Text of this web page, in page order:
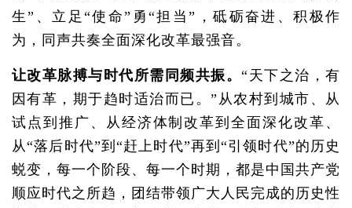
生”、立足“使命”勇“担当”，砥砺奋进、积极作
为，同声共奏全面深化改革最强音。
让改革脉搏与时代所需同频共振。“天下之治，有
因有革，期于趋时适治而已。”从农村到城市、从
试点到推广、从经济体制改革到全面深化改革、
从“落后时代”到“赶上时代”再到“引领时代”的历史
蜕变，每一个阶段、每一个时期，都是中国共产党
顺应时代之所趋，团结带领广大人民完成的历史性